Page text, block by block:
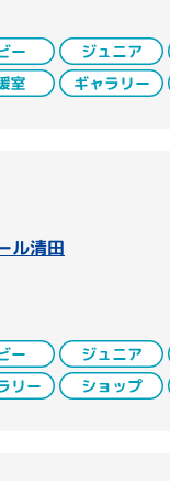
ル清田